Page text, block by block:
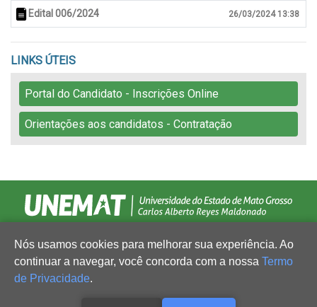
Edital 006/2024 26/03/2024 13:38
LINKS ÚTEIS
Portal do Candidato - Inscrições Online
Orientações aos candidatos - Contratação
Nós usamos cookies para melhorar sua experiência. Ao
continuar a navegar, você concorda com a nossa Termo
de Privacidade.